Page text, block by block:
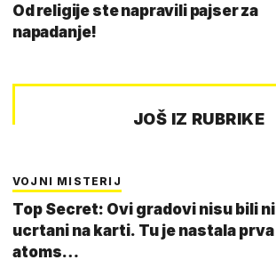
Od religije ste napravili pajser za
napadanje!
JOŠ IZ RUBRIKE
VOJNI MISTERIJ
Top Secret: Ovi gradovi nisu bili ni
ucrtani na karti. Tu je nastala prva
atoms…